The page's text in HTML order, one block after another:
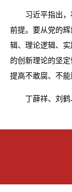
习近平指出
前提。要从党的
辑、理论逻辑、
的创新理论的坚
提高不敢腐、不
丁薛祥、刘